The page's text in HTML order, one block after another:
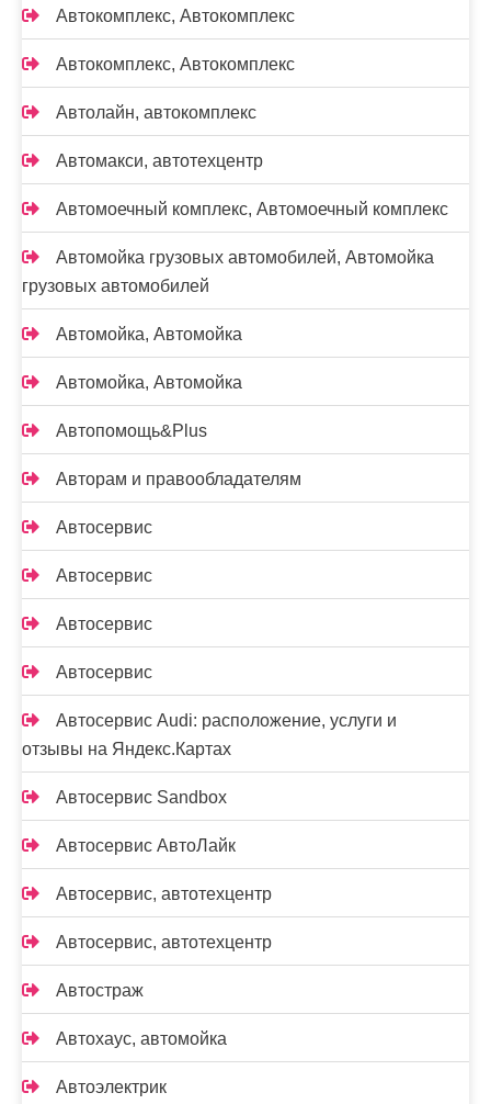
Автокомплекс, Автокомплекс
Автокомплекс, Автокомплекс
Автолайн, автокомплекс
Автомакси, автотехцентр
Автомоечный комплекс, Автомоечный комплекс
Автомойка грузовых автомобилей, Автомойка
грузовых автомобилей
Автомойка, Автомойка
Автомойка, Автомойка
Автопомощь&Plus
Авторам и правообладателям
Автосервис
Автосервис
Автосервис
Автосервис
Автосервис Audi: расположение, услуги и
отзывы на Яндекс.Картах
Автосервис Sandbox
Автосервис АвтоЛайк
Автосервис, автотехцентр
Автосервис, автотехцентр
Автостраж
Автохаус, автомойка
Автоэлектрик